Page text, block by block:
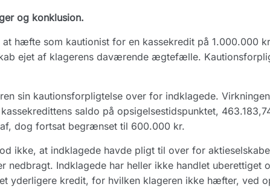
og konklusion.
hæfte som kautionist for en kassekredit på 1.000.000
ejet af klagerens daværende ægtefælle.
sin kautionsforpligtelse over for indklagede.
saldo på opsigelsestidspunktet,
dog fortsat begrænset til 600.000 kr.
ikke, at indklagede havde pligt til over for
nedbragt. Indklagede har heller ikke handlet uberettiget
yderligere kredit, for hvilken klageren ikke hæfter, ved